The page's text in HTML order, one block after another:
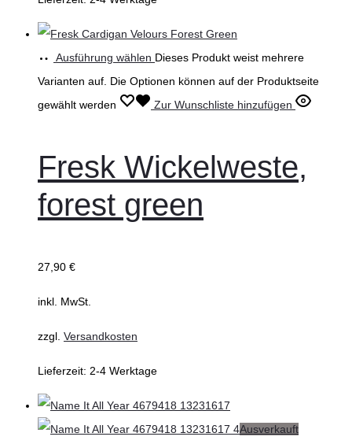
Ausführung wählen Dieses Produkt weist mehrere
Varianten auf. Die Optionen können auf der Produktseite
gewählt werden
Zur Wunschliste hinzufügen
Fresk Wickelweste,
forest green
27,90 €
inkl. MwSt.
zzgl. Versandkosten
Lieferzeit: 2-4 Werktage
Ausverkauft